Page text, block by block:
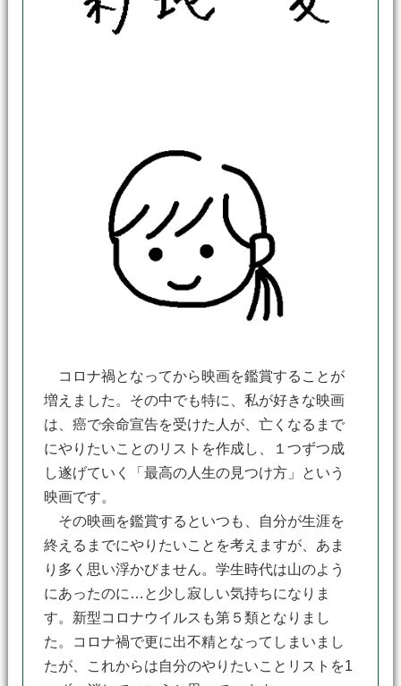
コロナ禍となってから映画を鑑賞することが
増えました。その中でも特に、私が好きな映画
は、癌で余命宣告を受けた人が、亡くなるまで
にやりたいことのリストを作成し、１つずつ成
し遂げていく「最高の人生の見つけ方」という
映画です。
その映画を鑑賞するといつも、自分が生涯を
終えるまでにやりたいことを考えますが、あま
り多く思い浮かびません。学生時代は山のよう
にあったのに…と少し寂しい気持ちになりま
す。新型コロナウイルスも第５類となりまし
た。コロナ禍で更に出不精となってしまいまし
たが、これからは自分のやりたいことリストを1